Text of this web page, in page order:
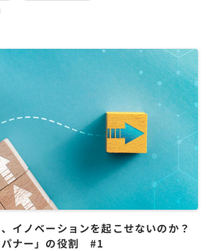
イノベーションを起こせないのか？
パナー」の役割 #1